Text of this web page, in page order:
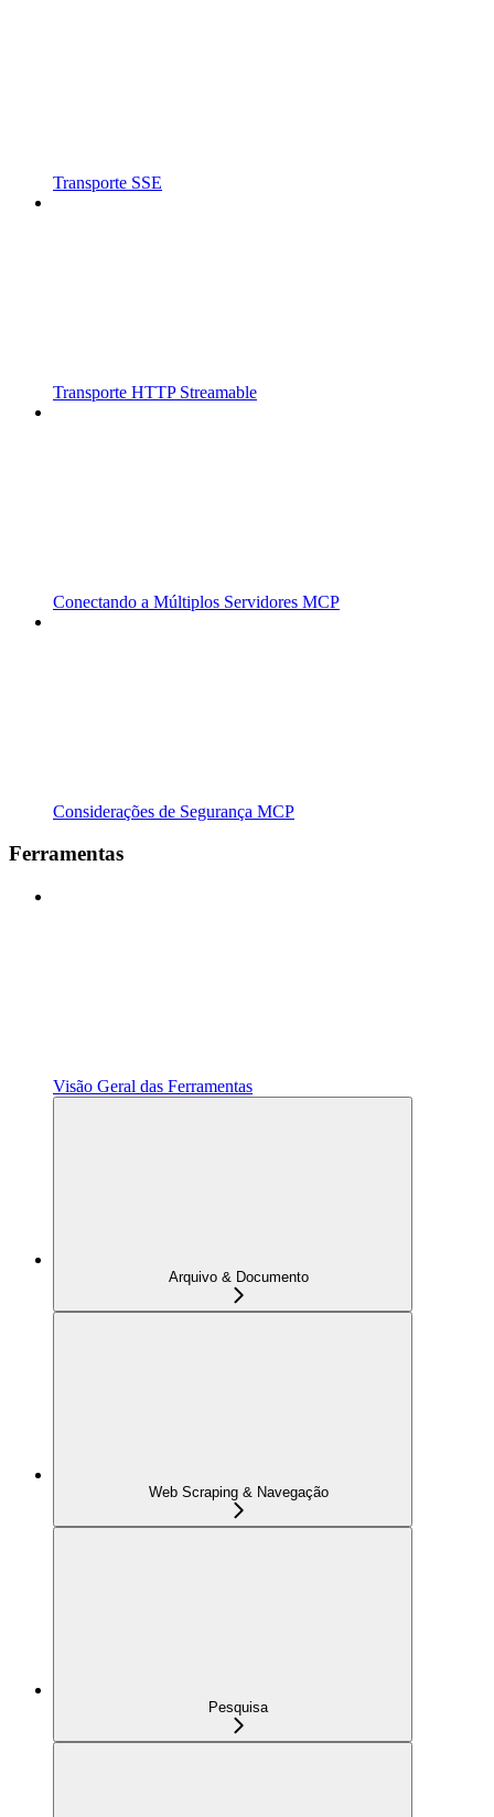
Transporte SSE
Transporte HTTP Streamable
Conectando a Múltiplos Servidores MCP
Considerações de Segurança MCP
Ferramentas
Visão Geral das Ferramentas
Arquivo & Documento
Web Scraping & Navegação
Pesquisa